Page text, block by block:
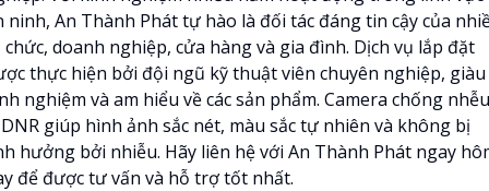
ninh, An Thành Phát tự hào là đối tác đáng tin cậy của
doanh nghiệp, cửa hàng và gia đình. Dịch vụ lắp đặt
thực hiện bởi đội ngũ kỹ thuật viên chuyên nghiệp, giàu
nghiệm và am hiểu về các sản phẩm. Camera chống nhễu
giúp hình ảnh sắc nét, màu sắc tự nhiên và không bị
hưởng bởi nhiễu. Hãy liên hệ với An Thành Phát ngay
để được tư vấn và hỗ trợ tốt nhất.